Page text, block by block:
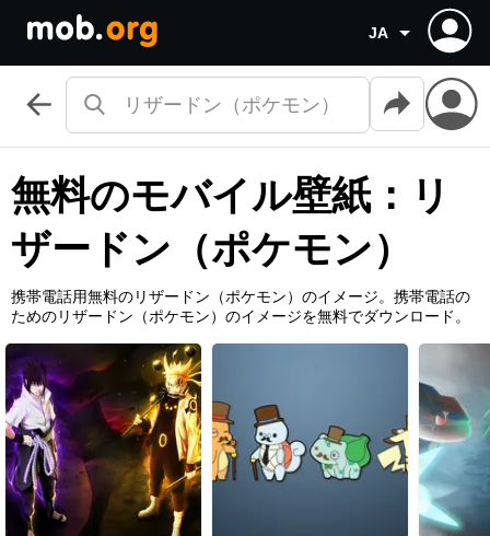
JA
無料のモバイル壁紙：リ
ザードン（ポケモン）
携帯電話用無料のリザードン（ポケモン）のイメージ。携帯電話の
ためのリザードン（ポケモン）のイメージを無料でダウンロード。